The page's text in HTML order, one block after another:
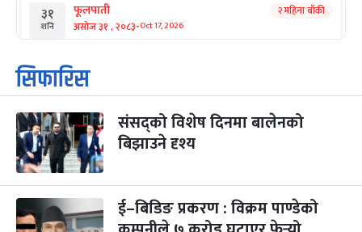
३१
शनि
फूलपाती
असोज ३१ , २०८३-Oct 17, 2026
२ महिना बाँकी
१
आइत
कार्तिक सङ्क्रान्ति
कार्तिक १, २०८३
३
मंगल
महानवमी
कार्तिक ३, २०८३-Oct 20, 2026
२ महिना बाँकी
४
बुध कार्तिक ४, २०८३ -Oct 21, 2026
सिफारिस
संसद्को विशेष दिनमा बालेनको
बिझाउने दृश्य
ई–बिडिङ प्रकरण : विक्रम पाण्डेको